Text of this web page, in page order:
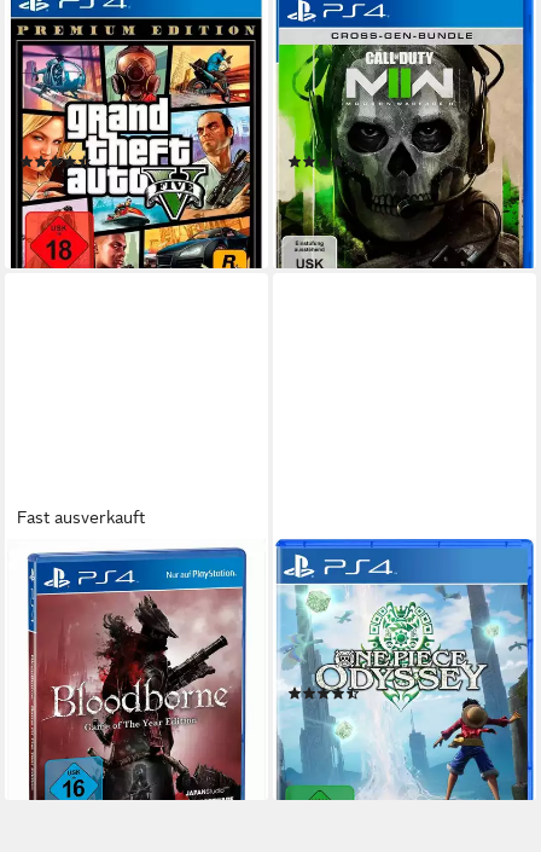
ROCKSTAR GAMES
Grand Theft Auto V Premium
Edition
PlayStation 4 Plattform
keine Jugendfreigabe (ab 18 Jahren)
USK-Freigabe
Rockstar Games Publisher
(77)
ab 16,61 € UVP 29,99 €
-45%
lieferbar - in 2-3 Werktagen bei dir
ACTIVISION BLIZZARD
Call of Duty: Modern Warfare
PlayStation 4 Plattform
Action
Genre
(104)
38,21 € UVP79,99 €
-52%
lieferbar - in 2-3 Werktagen bei dir
Fast ausverkauft
SONY
Bloodborne - Game Of The
Year Edition
Playstation 4 Plattform
ab 16 Jahren USK-Freigabe
Sony Computer Entertainment Of America
Publisher
32,59 €
lieferbar - in 3-4 Werktagen bei dir
BANDAI
ONE PIECE ODYSSEY
PlayStation 4 Plattform
ab 12 Jahren USK-Freigabe
Bandai Namco Publisher
(4)
13,15 € UVP 69,99 €
-81%
lieferbar - in 2-3 Werktagen bei dir